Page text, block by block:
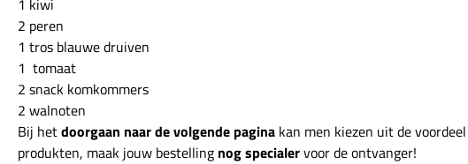
2 peren
1 tros blauwe druiven
1 tomaat
2 snack komkommers
2 walnoten
Bij hetdoorgaan naar de volgende pagina kan men kiezen uit de voordeel
produkten, maak jouw bestelling nog specialervoor de ontvanger!